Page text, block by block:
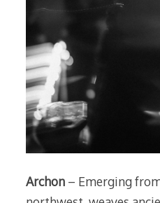
Archon– Emerging